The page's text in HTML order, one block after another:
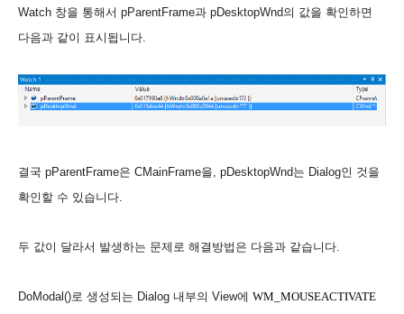
Watch 창을 통해서 pParentFrame과 pDesktopWnd의 값을 확인하면
다음과 같이 표시됩니다.
결국 pParentFrame은 CMainFrame을, pDesktopWnd는 Dialog인 것을
확인할 수 있습니다.
두 값이 달라서 발생하는 문제로 해결방법은 다음과 같습니다.
DoModal()로 생성되는 Dialog 내부의 View에 WM_MOUSEACTIVATE